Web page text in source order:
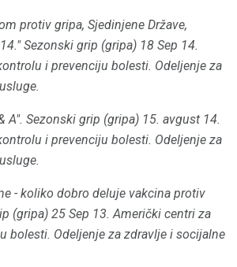
protiv gripa, Sjedinjene Države,
Sezonski grip (gripa) 18 Sep 14.
i prevenciju bolesti. Odeljenje za
A". Sezonski grip (gripa) 15. avgust 14.
i prevenciju bolesti. Odeljenje za
- koliko dobro deluje vakcina protiv
(gripa) 25 Sep 13. Američki centri za
bolesti. Odeljenje za zdravlje i socijalne